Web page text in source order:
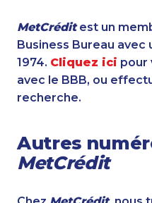
MetCréditest un
Business Bureau avec
1974. Cliquez ici pour
avec le BBB, ou
recherche.
Autres
MetCrédit